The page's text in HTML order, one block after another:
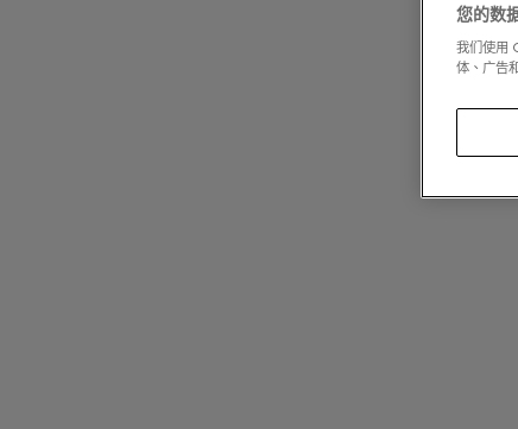
您的数
我们使用
体、广告